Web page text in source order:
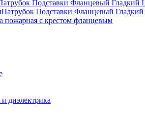
Подставки Фланцевый Гладкий
Патрубок Подставки Фланцевый
пожарная с крестом фланцевым
диэлектрика